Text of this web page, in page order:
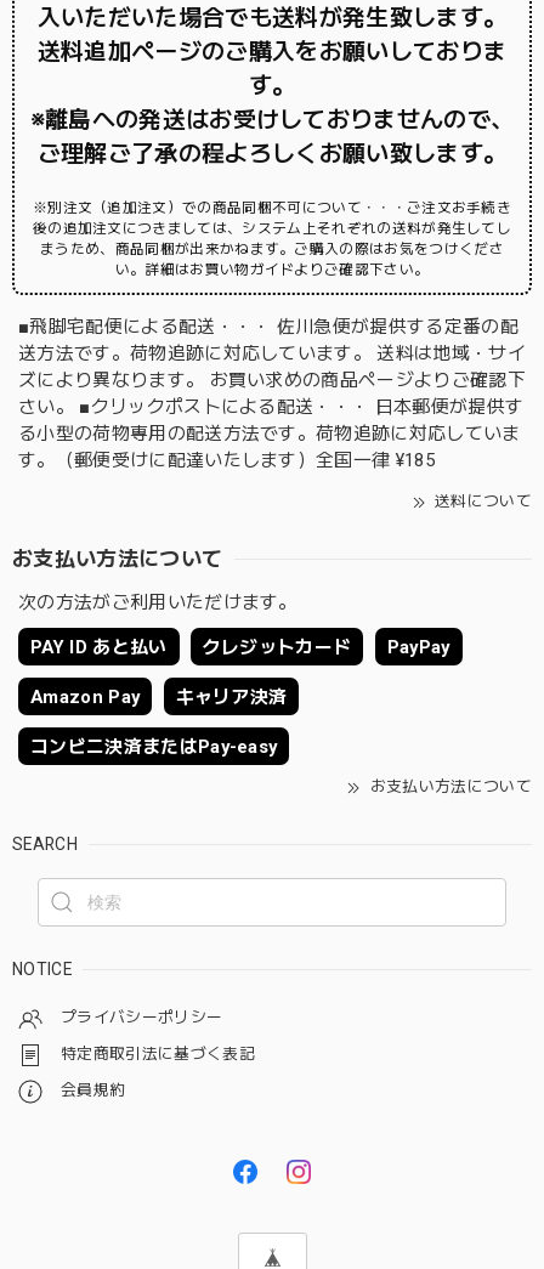
入いただいた場合でも送料が発生致します。
送料追加ページのご購入をお願いしておりま
す。
※離島への発送はお受けしておりませんので、
ご理解ご了承の程よろしくお願い致します。
※別注文（追加注文）での商品同梱不可について・・・ご注文お手続き
後の追加注文につきましては、システム上それぞれの送料が発生してし
まうため、商品同梱が出来かねます。ご購入の際はお気をつけくださ
い。詳細はお買い物ガイドよりご確認下さい。
■飛脚宅配便による配送・・・ 佐川急便が提供する定番の配
送方法です。荷物追跡に対応しています。 送料は地域・サイ
ズにより異なります。 お買い求めの商品ページよりご確認下
さい。 ■クリックポストによる配送・・・ 日本郵便が提供す
る小型の荷物専用の配送方法です。荷物追跡に対応していま
す。（郵便受けに配達いたします）全国一律 ¥185
送料について
お支払い方法について
次の方法がご利用いただけます。
PAY ID あと払い クレジットカード PayPay
Amazon Pay キャリア決済
コンビニ決済またはPay-easy
お支払い方法について
SEARCH
NOTICE
プライバシーポリシー
特定商取引法に基づく表記
会員規約